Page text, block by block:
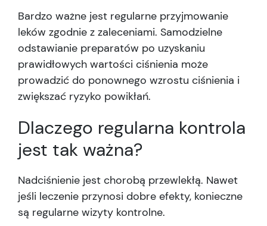
Bardzo ważne jest regularne przyjmowanie
leków zgodnie z zaleceniami. Samodzielne
odstawianie preparatów po uzyskaniu
prawidłowych wartości ciśnienia może
prowadzić do ponownego wzrostu ciśnienia i
zwiększać ryzyko powikłań.
Dlaczego regularna kontrola
jest tak ważna?
Nadciśnienie jest chorobą przewlekłą. Nawet
jeśli leczenie przynosi dobre efekty, konieczne
są regularne wizyty kontrolne.